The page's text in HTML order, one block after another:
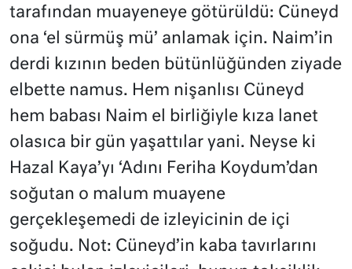
tarafından muayeneye götürüldü: Cüneyd
ona ‘el sürmüş mü’ anlamak için. Naim’in
derdi kızının beden bütünlüğünden ziyade
elbette namus. Hem nişanlısı Cüneyd
hem babası Naim el birliğiyle kıza lanet
olasıca bir gün yaşattılar yani. Neyse ki
Hazal Kaya’yı ‘Adını Feriha Koydum’dan
soğutan o malum muayene
gerçekleşemedi de izleyicinin de içi
soğudu. Not: Cüneyd’in kaba tavırlarını